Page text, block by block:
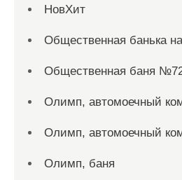
НовХит
Общественная банька
Общественная баня
Олимп, автомоечный
Олимп, автомоечный
Олимп, баня